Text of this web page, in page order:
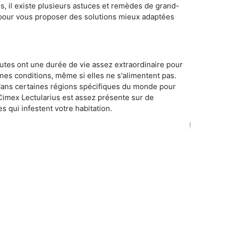
il existe plusieurs astuces et remèdes de grand-
vous proposer des solutions mieux adaptées
ont une durée de vie assez extraordinaire pour
conditions, même si elles ne s'alimentent pas.
certaines régions spécifiques du monde pour
Lectularius est assez présente sur de
qui infestent votre habitation.